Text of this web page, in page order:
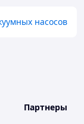
насосов
Партнеры